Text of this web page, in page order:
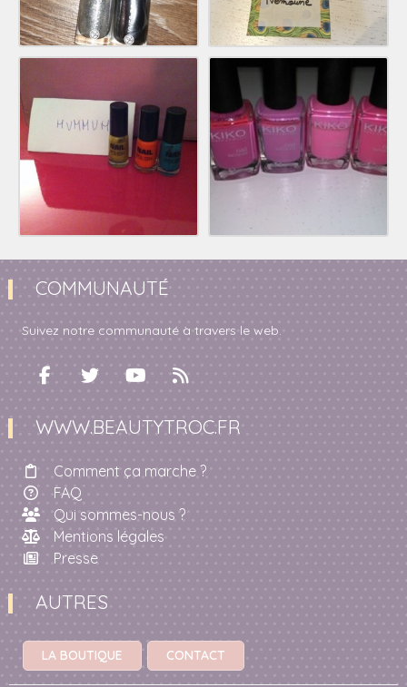
COMMUNAUTÉ
Suivez notre communauté à travers le web.
WWW.BEAUTYTROC.FR
Comment ça marche ?
FAQ
Qui sommes-nous ?
Mentions légales
Presse
AUTRES
LA BOUTIQUE CONTACT